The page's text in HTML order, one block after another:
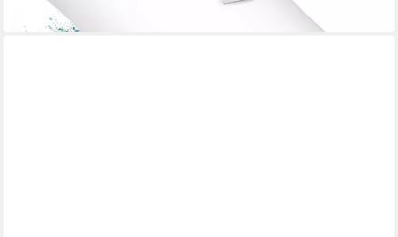
lieferbar - in 3-4 Werktagen bei dir